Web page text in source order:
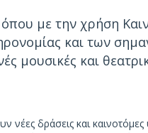
όπου με την χρήση
και των
μουσικές και
νέες δράσεις και